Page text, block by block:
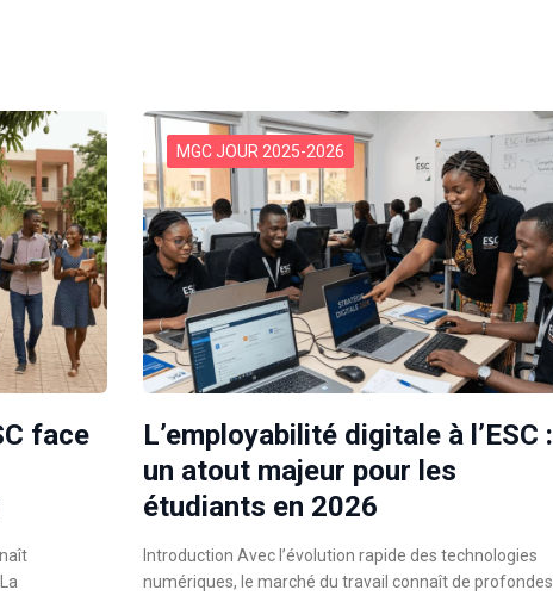
face
MGC JOUR 2025-2026
L’employabilité digitale à l’ESC :
un atout majeur pour les
étudiants en 2026
Introduction Avec l’évolution rapide des technologies
numériques, le marché du travail connaît de profondes